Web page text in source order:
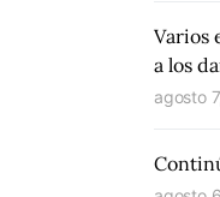
Varios
a los
agosto